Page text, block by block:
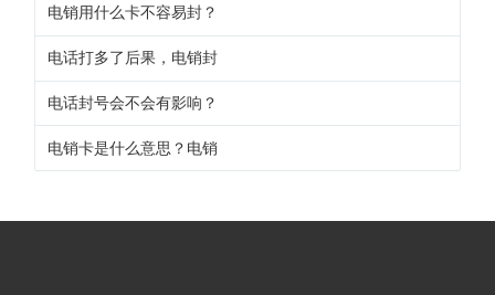
电销用什么卡不容易封？
电话打多了后果，电销封
电话封号会不会有影响？
电销卡是什么意思？电销